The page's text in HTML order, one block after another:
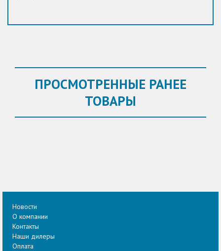
ПРОСМОТРЕННЫЕ РАНЕЕ
ТОВАРЫ
Новости
О компании
Контакты
Наши дилеры
Оплата